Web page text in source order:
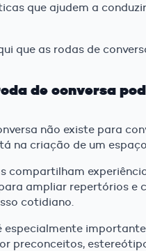
que ajudem a
que as rodas de
de conversa
não existe para
na criação de um
compartilham
ampliar repertórios e
cotidiano.
especialmente
preconceitos,